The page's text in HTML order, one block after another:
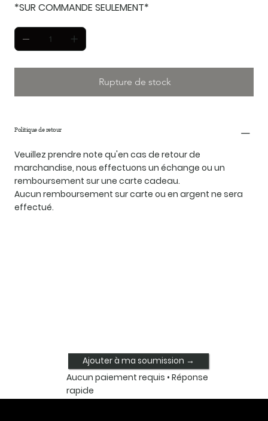
*SUR COMMANDE SEULEMENT*
Rupture de stock
Politique de retour
Veuillez prendre note qu'en cas de retour de
marchandise, nous effectuons un échange ou un
remboursement sur une carte cadeau.
Aucun remboursement sur carte ou en argent ne sera
effectué.
Ajouter à ma soumission →
Aucun paiement requis • Réponse
rapide